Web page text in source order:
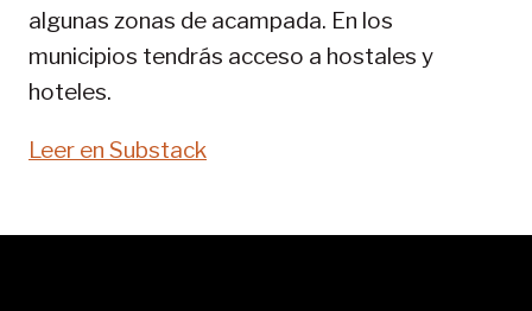
algunas zonas de acampada. En los
municipios tendrás acceso a hostales y
hoteles.
Leer en Substack